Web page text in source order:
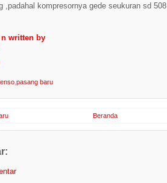
,padahal kompresornya gede seukuran sd 508
written by
pasang baru
Beranda